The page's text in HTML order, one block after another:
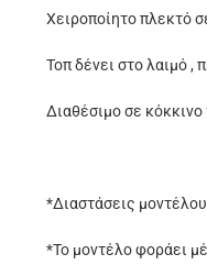
ποσότητα
Χειροποίητο πλεκτό
Τοπ δένει στο λαιμό ,
Διαθέσιμο σε
*Διαστάσεις
*Το μοντέλο φοράει